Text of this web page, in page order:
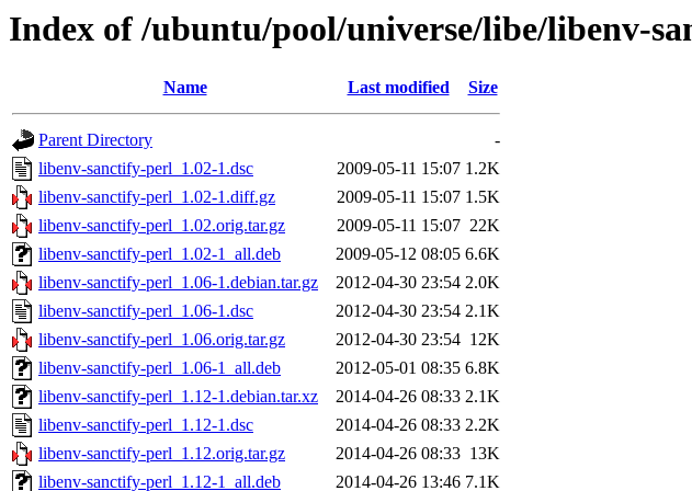
Index of /ubuntu/pool/universe/libe/libenv-
Name Last modified Size
Parent Directory
-
libenv-sanctify-perl_1.02-1.dsc
2009-05-11 15:07 1.2K
libenv-sanctify-perl_1.02-1.diff.gz
2009-05-11 15:07 1.5K
libenv-sanctify-perl_1.02.orig.tar.gz
2009-05-11 15:07 22K
libenv-sanctify-perl_1.02-1_all.deb
2009-05-12 08:05 6.6K
libenv-sanctify-perl_1.06-1.debian.tar.gz
2012-04-30 23:54 2.0K
libenv-sanctify-perl_1.06-1.dsc
2012-04-30 23:54 2.1K
libenv-sanctify-perl_1.06.orig.tar.gz
2012-04-30 23:54 12K
libenv-sanctify-perl_1.06-1_all.deb
2012-05-01 08:35 6.8K
libenv-sanctify-perl_1.12-1.debian.tar.xz
2014-04-26 08:33 2.1K
libenv-sanctify-perl_1.12-1.dsc
2014-04-26 08:33 2.2K
libenv-sanctify-perl_1.12.orig.tar.gz
2014-04-26 08:33 13K
libenv-sanctify-perl_1.12-1_all.deb
2014-04-26 13:46 7.1K